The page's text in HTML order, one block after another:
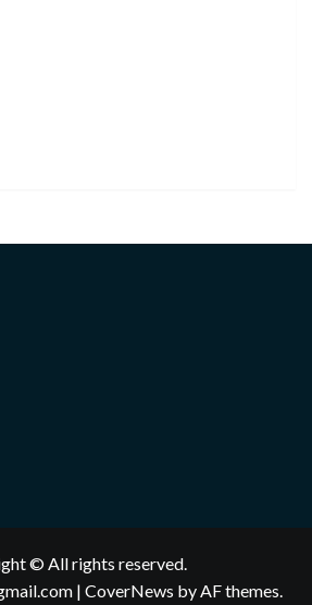
© All rights reserved.
| CoverNews by AF themes.